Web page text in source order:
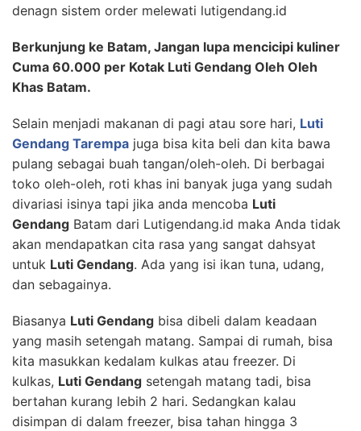
denagn sistem order melewati lutigendang.id
Berkunjung ke Batam, Jangan lupa mencicipi kuliner
Cuma 60.000 per Kotak Luti Gendang Oleh Oleh
Khas Batam.
Selain menjadi makanan di pagi atau sore hari, Luti
Gendang Tarempa juga bisa kita beli dan kita bawa
pulang sebagai buah tangan/oleh-oleh. Di berbagai
toko oleh-oleh, roti khas ini banyak juga yang sudah
divariasi isinya tapi jika anda mencoba Luti
Gendang Batam dari Lutigendang.id maka Anda tidak
akan mendapatkan cita rasa yang sangat dahsyat
untuk Luti Gendang. Ada yang isi ikan tuna, udang,
dan sebagainya.
Biasanya Luti Gendang bisa dibeli dalam keadaan
yang masih setengah matang. Sampai di rumah, bisa
kita masukkan kedalam kulkas atau freezer. Di
kulkas, Luti Gendang setengah matang tadi, bisa
bertahan kurang lebih 2 hari. Sedangkan kalau
disimpan di dalam freezer, bisa tahan hingga 3